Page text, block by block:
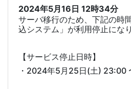
2024年5月16日 12時34分
サーバ移行のため、下記の時
込システム」が利用停止になり
【サービス停止日時】
・2024年5月25日(土) 23:00